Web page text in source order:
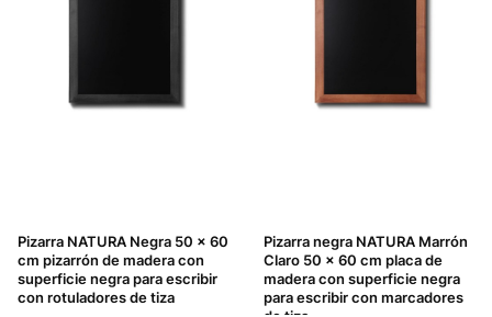
Pizarra NATURA Negra 50 x 60
cm pizarrón de madera con
superficie negra para escribir
con rotuladores de tiza
Pizarra negra NATURA Marrón
Claro 50 x 60 cm placa de
madera con superficie negra
para escribir con marcadores